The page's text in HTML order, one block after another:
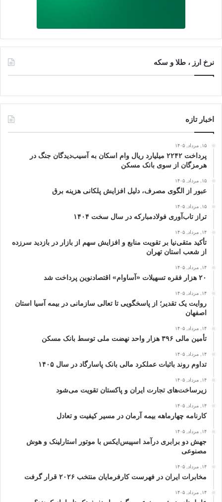
نرخ ارز ، طلا و سکه
اخبار تازه
۱۵, مرداد, ۱۴۰۵
پرداخت ۲۲۴۲ میلیارد ریال وام اسکان به آسیب‌دیدگان جنگ در
هرمزگان از سوی بانک مسکن
۱۵, مرداد, ۱۴۰۵
عبور از الگوی مصرف، دلیل افزایش پلکانی هزینه برق
۱۵, مرداد, ۱۴۰۵
تراز تاب‌آوری فولادمبارکه در سال سخت ۱۴۰۴
۱۴, مرداد, ۱۴۰۵
تأکید متقی‌نیا بر تقویت منابع و افزایش سهم از بازار در بازدید سرزده
از شعب استان تهران
۱۴, مرداد, ۱۴۰۵
۲۰ هزار فقره تسهیلات «آساوام» اقتصادنوین پرداخت شد
۱۴, مرداد, ۱۴۰۵
روایت یک تقدیر؛ از پاسخگویی تا تعالی سازمانی در بیمه آسیا استان
اصفهان
۱۴, مرداد, ۱۴۰۵
تأمین مالی ۳۹۶ هزار واحد نهضت ملی توسط بانک مسکن
۱۴, مرداد, ۱۴۰۵
تداوم روند باثبات عملکرد مالی بانک پاسارگاد در سال ۱۴۰۵
۱۴, مرداد, ۱۴۰۵
زیرساخت‌های تجارت ایران و پاکستان تقویت می‌شود
۱۴, مرداد, ۱۴۰۵
کارنامه چهارماهه بیمه آرمان در مسیر کیفیت و تعادل
۱۴, مرداد, ۱۴۰۵
جهش دو برابری درآمد اسپیس‌ایکس با موتور استارلینک و هوش
مصنوعی
۱۴, مرداد, ۱۴۰۵
مخابرات ایران در فهرست کارفرمایان منتخب ۲۰۲۶ قرار گرفت
۱۴, مرداد, ۱۴۰۵